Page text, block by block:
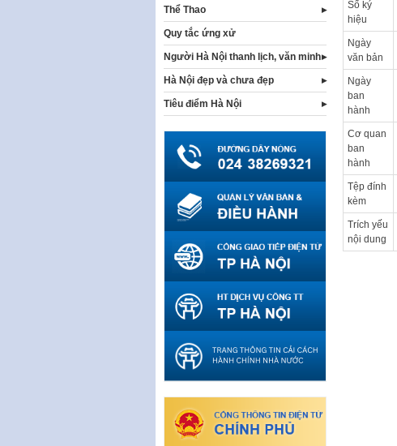
Số ký
hiệu
Ngày
văn bản
Ngày
ban
hành
Cơ quan
ban
hành
Tệp đính
kèm
Trích yếu
nội dung
Thể Thao
Quy tắc ứng xử
Người Hà Nội thanh lịch, văn minh
Hà Nội đẹp và chưa đẹp
Tiêu điểm Hà Nội